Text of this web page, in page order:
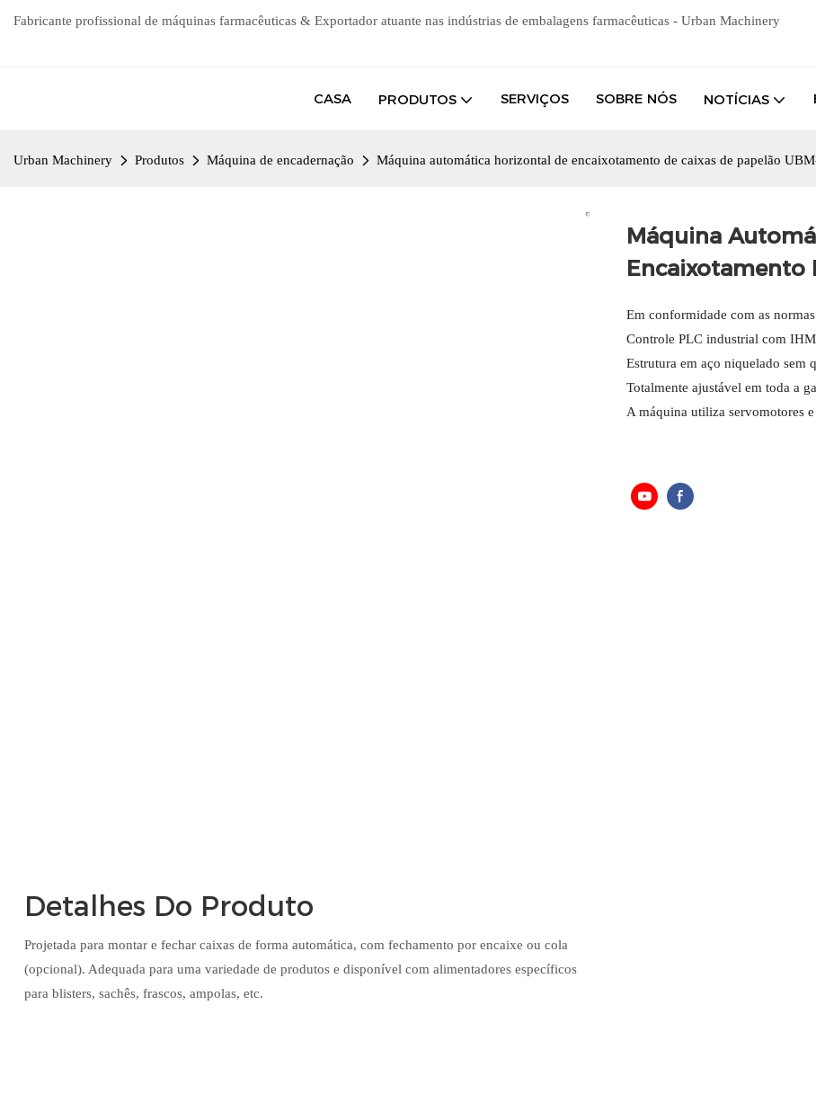
Fabricante profissional de máquinas farmacêuticas & Exportador atuante nas indústrias de embalagens farmacêuticas - Urban Machinery
CASA PRODUTOS SERVIÇOS SOBRE NÓS NOTÍCIAS
Urban Machinery Produtos Máquina de encadernação Máquina automática horizontal de encaixotamento de caixas de papelão
Máquina
Encaixotamento
Em conformidade com as
Controle PLC industrial com IHM
Estrutura em aço niquelado sem
Totalmente ajustável em toda a
A máquina utiliza servomotores
Detalhes Do Produto
Projetada para montar e fechar caixas de forma automática, com fechamento por encaixe ou cola
(opcional). Adequada para uma variedade de produtos e disponível com alimentadores específicos
para blisters, sachês, frascos, ampolas, etc.